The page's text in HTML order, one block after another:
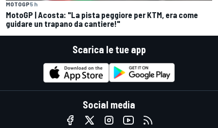
MOTOGP5 h
MotoGP | Acosta: "La pista peggiore per KTM, era come
guidare un trapano da cantiere!"
Scarica le tue app
Social media